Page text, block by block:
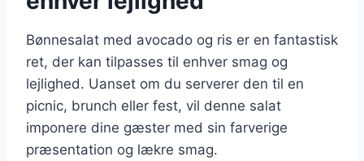
Bønnesalat med avocado og ris er en fantastisk
ret, der kan tilpasses til enhver smag og
lejlighed. Uanset om du serverer den til en
picnic, brunch eller fest, vil denne salat
imponere dine gæster med sin farverige
præsentation og lækre smag.